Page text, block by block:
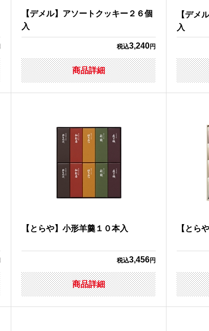
【デメル】アソートクッキー２６個
入
税込3,240円
商品詳細
【デメ
入
【とらや】小形羊羹１０本入
税込3,456円
商品詳細
【とら